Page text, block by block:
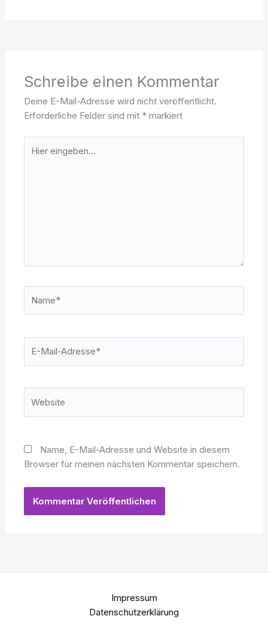
Schreibe einen Kommentar
Deine E-Mail-Adresse wird nicht veröffentlicht.
Erforderliche Felder sind mit * markiert
eingeben…
Mail-
Name, E-Mail-Adresse und Website in diesem
Browser für meinen nächsten Kommentar speichern.
Impressum
Datenschutzerklärung